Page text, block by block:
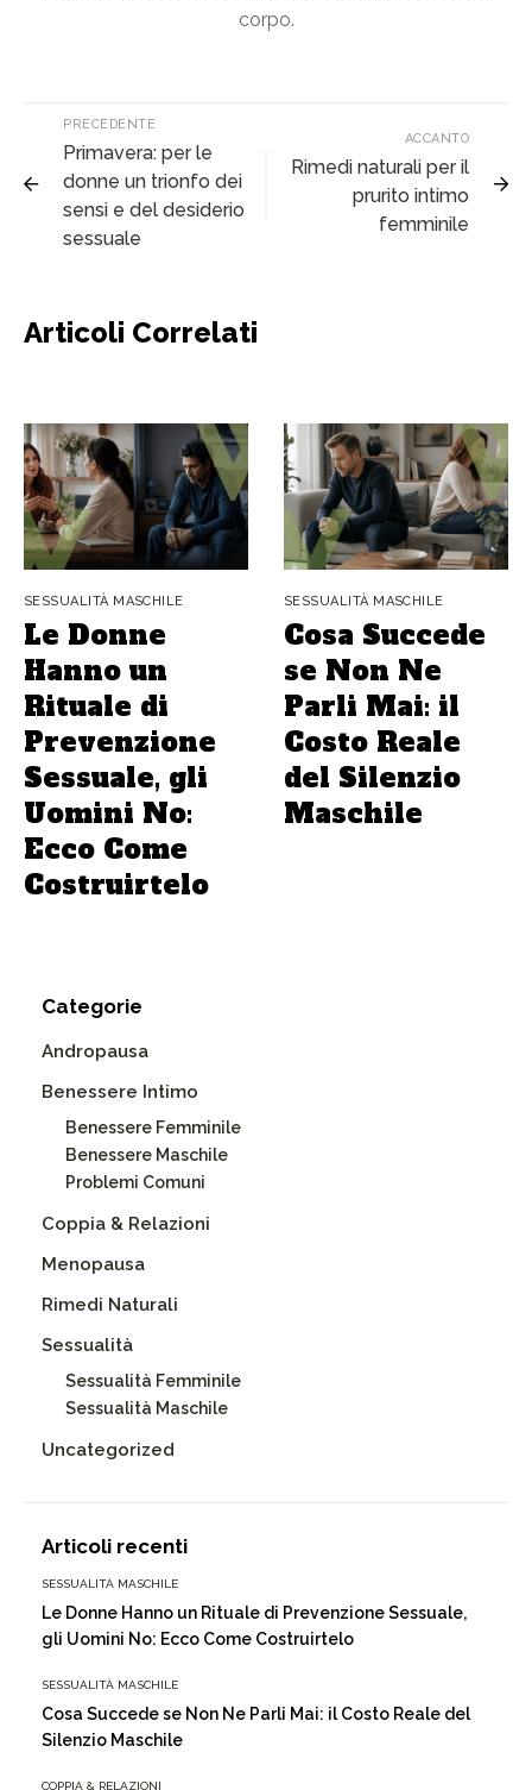
corpo.
PRECEDENTE
Primavera: per le
donne un trionfo dei
sensi e del desiderio
sessuale
ACCANTO
Rimedi naturali per il
prurito intimo
femminile
Articoli Correlati
SESSUALITÀ MASCHILE
Le Donne
Hanno un
Rituale di
Prevenzione
Sessuale, gli
Uomini No:
Ecco Come
Costruirtelo
SESSUALITÀ MASCHILE
Cosa Succede
se Non Ne
Parli Mai: il
Costo Reale
del Silenzio
Maschile
Categorie
Andropausa
Benessere Intimo
Benessere Femminile
Benessere Maschile
Problemi Comuni
Coppia & Relazioni
Menopausa
Rimedi Naturali
Sessualità
Sessualità Femminile
Sessualità Maschile
Uncategorized
Articoli recenti
SESSUALITÀ MASCHILE
Le Donne Hanno un Rituale di Prevenzione Sessuale,
gli Uomini No: Ecco Come Costruirtelo
SESSUALITÀ MASCHILE
Cosa Succede se Non Ne Parli Mai: il Costo Reale del
Silenzio Maschile
COPPIA & RELAZIONI